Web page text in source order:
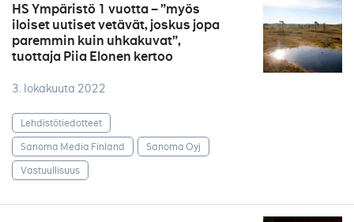
HS Ympäristö 1 vuotta – ”myös
iloiset uutiset vetävät, joskus jopa
paremmin kuin uhkakuvat”,
tuottaja Piia Elonen kertoo
3. lokakuuta 2022
Lehdistötiedotteet
Sanoma Media Finland
Sanoma Oyj
Vastuullisuus